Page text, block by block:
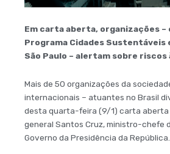
Em carta aberta, organizações –
Programa Cidades Sustentáveis
São Paulo – alertam sobre riscos
Mais de 50 organizações da
internacionais – atuantes no Brasil
desta quarta-feira (9/1) carta aberta
general Santos Cruz, ministro-chefe
Governo da Presidência da República.